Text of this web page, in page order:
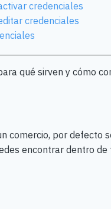
credenciales
credenciales
qué sirven y cómo
comercio, por defecto
encontrar dentro